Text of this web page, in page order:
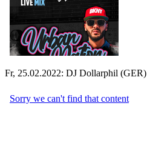
Fr, 25.02.2022: DJ Dollarphil (GER)